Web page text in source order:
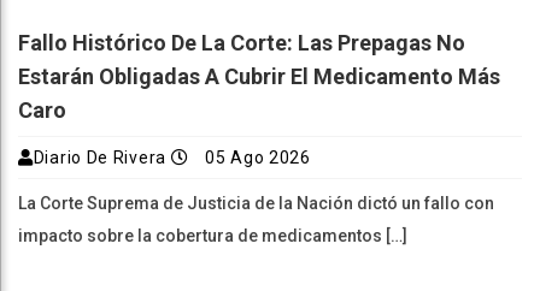
Fallo Histórico De La Corte: Las Prepagas No
Estarán Obligadas A Cubrir El Medicamento Más
Caro
Diario De Rivera 05 Ago 2026
La Corte Suprema de Justicia de la Nación dictó un fallo con
impacto sobre la cobertura de medicamentos […]